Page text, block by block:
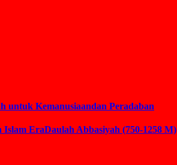
untuk Kemanusiaandan Peradaban
EraDaulah Abbasiyah (750-1258 M)